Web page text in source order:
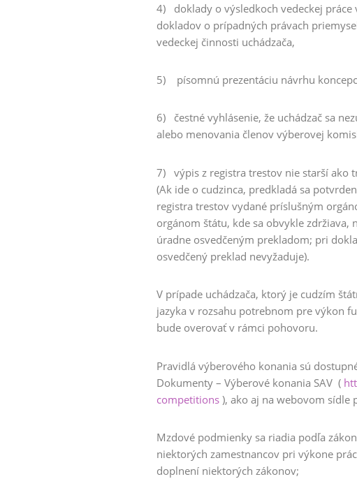
4) doklady o výsledkoch vedeckej práce
dokladov o prípadných právach
vedeckej činnosti uchádzača,
5) písomnú prezentáciu návrhu
6) čestné vyhlásenie, že uchádzač sa
alebo menovania členov výberovej
7) výpis z registra trestov nie starší ako
(Ak ide o cudzinca, predkladá sa
registra trestov vydané príslušným
orgánom štátu, kde sa obvykle zdržiava,
úradne osvedčeným prekladom; pri
osvedčený preklad nevyžaduje).
V prípade uchádzača, ktorý je cudzím
jazyka v rozsahu potrebnom pre výkon
bude overovať v rámci pohovoru.
Pravidlá výberového konania sú
Dokumenty – Výberové konania SAV (
competitions ), ako aj na webovom sídle
Mzdové podmienky sa riadia podľa
niektorých zamestnancov pri výkone
doplnení niektorých zákonov;